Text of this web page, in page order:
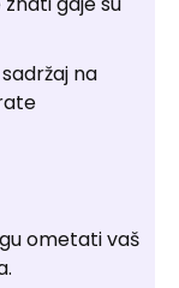
na
ometati vaš